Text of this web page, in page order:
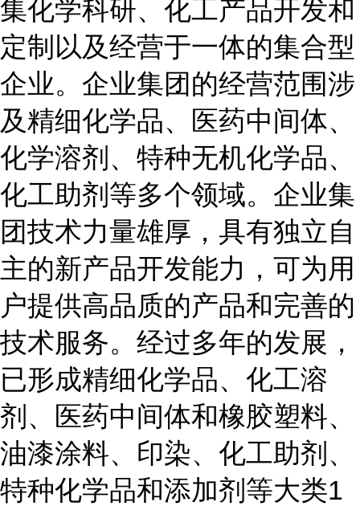
集化学科研、化工产品开发和
定制以及经营于一体的集合型
企业。企业集团的经营范围涉
及精细化学品、医药中间体、
化学溶剂、特种无机化学品、
化工助剂等多个领域。企业集
团技术力量雄厚，具有独立自
主的新产品开发能力，可为用
户提供高品质的产品和完善的
技术服务。经过多年的发展，
已形成精细化学品、化工溶
剂、医药中间体和橡胶塑料、
油漆涂料、印染、化工助剂、
特种化学品和添加剂等大类1